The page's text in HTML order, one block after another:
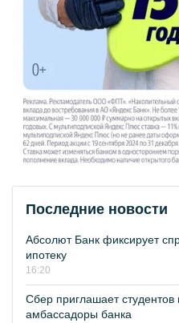
Последние новости
Абсолют Банк фиксирует
ипотеку
16:20
Сбер приглашает студентов
амбассадоры банка